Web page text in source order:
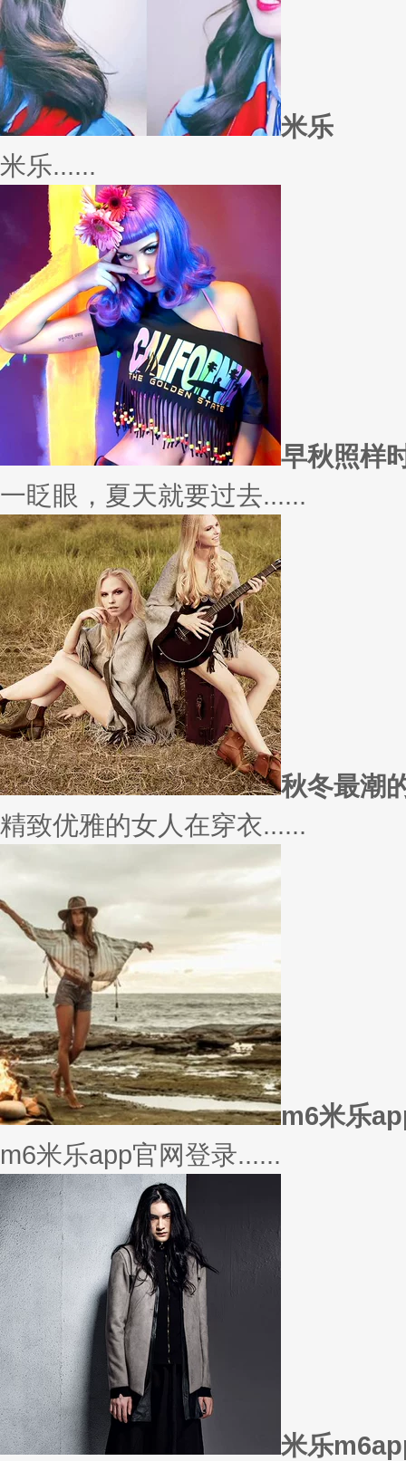
米乐
米乐......
早秋照样
一眨眼，夏天就要过去......
秋冬最潮
精致优雅的女人在穿衣......
m6米乐
m6米乐app官网登录......
米乐